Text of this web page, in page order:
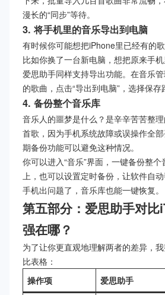
漫长的“同步”等待。
3. 将手机里的音乐导出到电脑
有时候你可能想把iPhone里已经有的
比如你换了一台新电脑，想把原来手机
爱思助手同样支持导出功能。在音乐
的歌曲，点击“导出到电脑”，选择保存
4. 备份整个音乐库
音乐人的噩梦是什么？是辛辛苦苦整
首歌，因为手机系统故障或误操作全
期备份功能可以避免这种情况。
你可以进入“音乐”界面，一键备份整
上，也可以设置定时备份，让软件自
手机出问题了，音乐库也能一键恢复。
第五部分：爱思助手对
强在哪？
为了让你更直观地理解两者的差异，
比表格：
操作项
爱思助手